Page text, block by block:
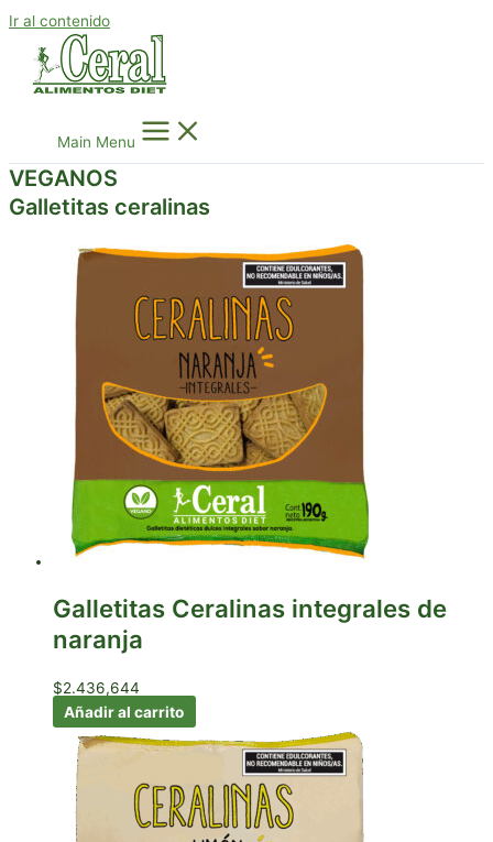
Ir al contenido
Main Menu
VEGANOS
Galletitas ceralinas
Galletitas Ceralinas integrales de
naranja
$2.436,644
Añadir al carrito